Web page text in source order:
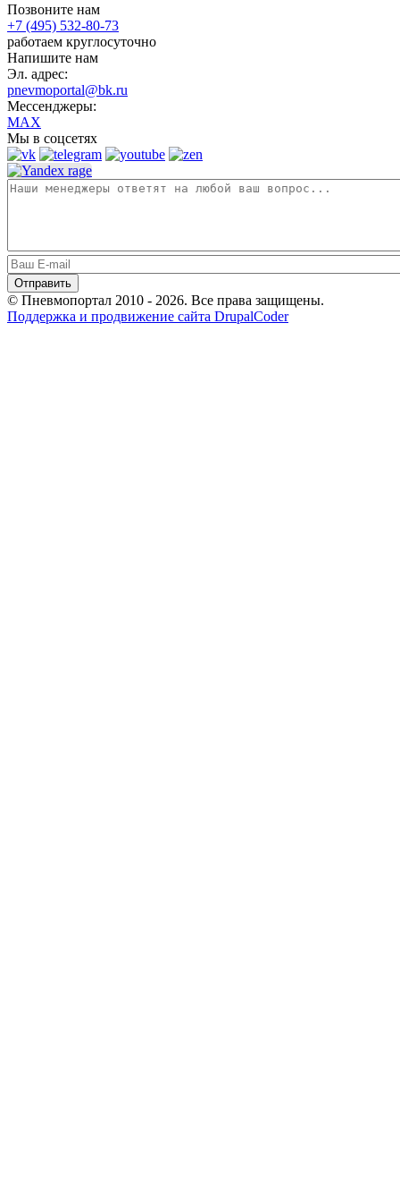
Позвоните нам
+7 (495) 532-80-73
работаем круглосуточно
Напишите нам
Эл. адрес:
pnevmoportal@bk.ru
Мессенджеры:
MAX
Мы в соцсетях
© Пневмопортал 2010 - 2026. Все права защищены.
Поддержка и продвижение сайта DrupalCoder